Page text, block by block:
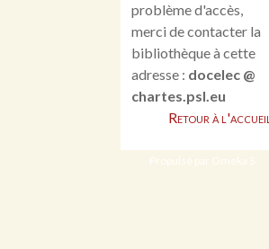
problème d'accès,
merci de contacter la
bibliothèque à cette
adresse : docelec @
chartes.psl.eu
Retour à l'accueil
Propulsé par Omeka S